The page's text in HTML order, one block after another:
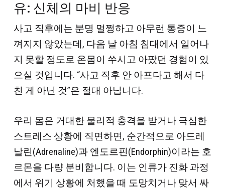
유: 신체의 마비 반응
사고 직후에는 분명 멀쩡하고 아무런 통증이 느
껴지지 않았는데, 다음 날 아침 침대에서 일어나
지 못할 정도로 온몸이 쑤시고 아팠던 경험이 있
으실 것입니다. “사고 직후 안 아프다고 해서 다
친 게 아닌 것”은 절대 아닙니다.
우리 몸은 거대한 물리적 충격을 받거나 극심한
스트레스 상황에 직면하면, 순간적으로 아드레
날린(Adrenaline)과 엔도르핀(Endorphin)이라는 호
르몬을 다량 분비합니다. 이는 인류가 진화 과정
에서 위기 상황에 처했을 때 도망치거나 맞서 싸